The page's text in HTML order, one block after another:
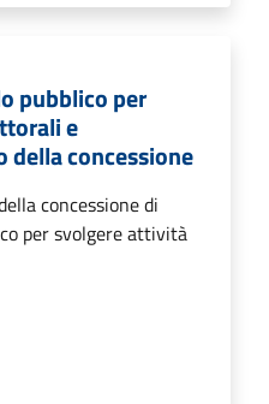
pubblico per
e
della concessione
concessione di
per svolgere attività